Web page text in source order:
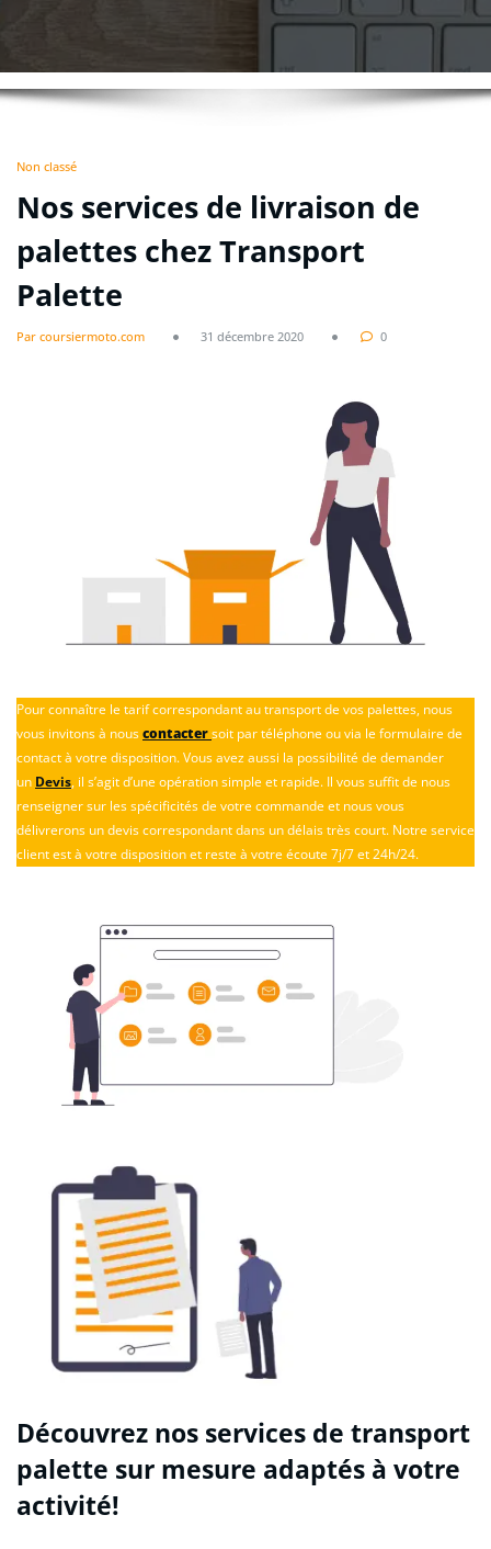
Non classé
Nos services de livraison de
palettes chez Transport
Palette
Par coursiermoto.com 31 décembre 2020 0
Pour connaître le tarif correspondant au transport de vos palettes, nous
vous invitons à nouscontactersoit par téléphone ou via le formulaire de
contact à votre disposition. Vous avez aussi la possibilité de demander
un Devis, il s’agit d’une opération simple et rapide. Il vous suffit de nous
renseigner sur les spécificités de votre commande et nous vous
délivrerons un devis correspondant dans un délais très court. Notre service
client est à votre disposition et reste à votre écoute 7j/7 et 24h/24.
Découvrez nos services de transport
palette sur mesure adaptés à votre
activité!